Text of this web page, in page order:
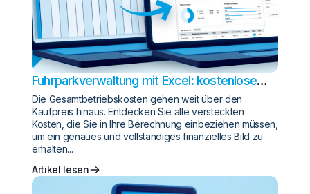
Fuhrparkverwaltung mit Excel: kostenlose
Vorlage zum Herunterladen
Die Gesamtbetriebskosten gehen weit über den
Kaufpreis hinaus. Entdecken Sie alle versteckten
Kosten, die Sie in Ihre Berechnung einbeziehen müssen,
um ein genaues und vollständiges finanzielles Bild zu
erhalten...
Artikel lesen